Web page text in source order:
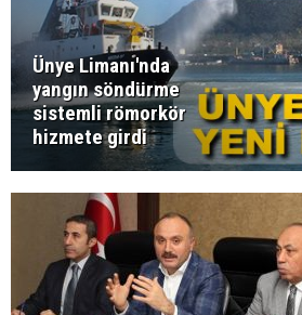
Ünye Limanı'nda
yangın söndürme
sistemli römorkör
hizmete girdi